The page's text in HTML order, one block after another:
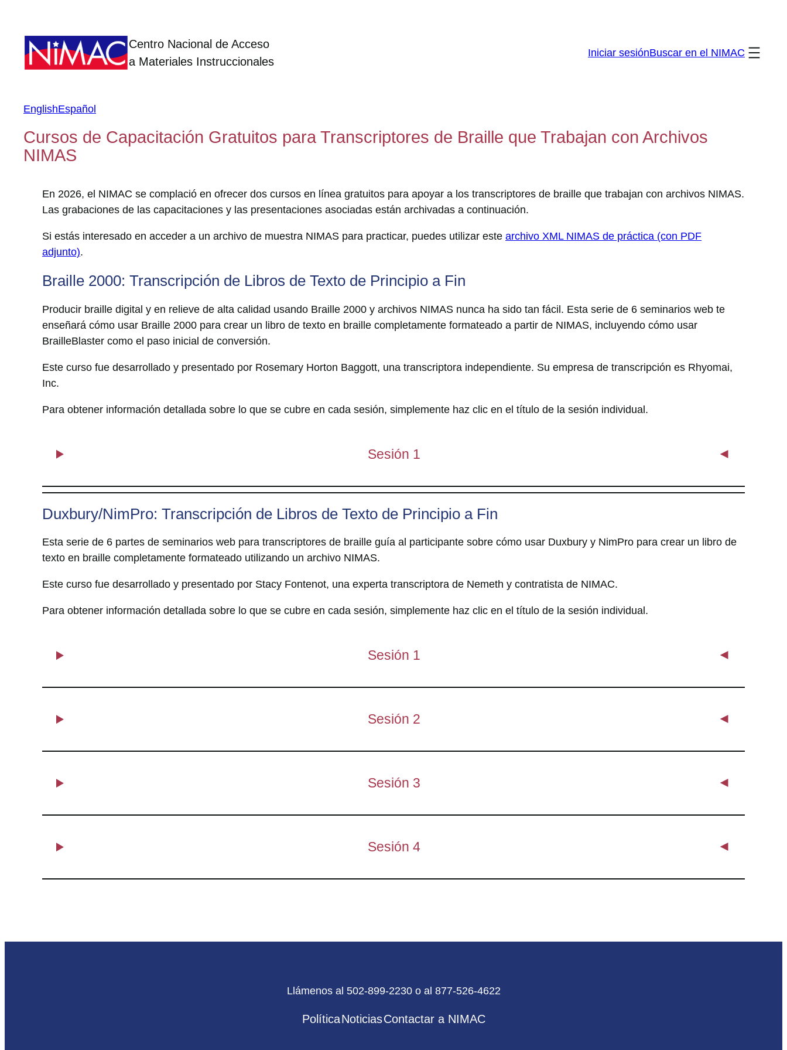
content
Centro Nacional de Acceso
a Materiales Instruccionales
Iniciar sesiónBuscar en el NIMAC
EnglishEspañol
Cursos de Capacitación Gratuitos para Transcriptores de Braille que Trabajan con Archivos
NIMAS
En 2026, el NIMAC se complació en ofrecer dos cursos en línea gratuitos para apoyar a los transcriptores de braille que trabajan con archivos NIMAS.
Las grabaciones de las capacitaciones y las presentaciones asociadas están archivadas a continuación.
Si estás interesado en acceder a un archivo de muestra NIMAS para practicar, puedes utilizar este archivo XML NIMAS de práctica (con PDF
adjunto).
Braille 2000: Transcripción de Libros de Texto de Principio a Fin
Producir braille digital y en relieve de alta calidad usando Braille 2000 y archivos NIMAS nunca ha sido tan fácil. Esta serie de 6 seminarios web te
enseñará cómo usar Braille 2000 para crear un libro de texto en braille completamente formateado a partir de NIMAS, incluyendo cómo usar
BrailleBlaster como el paso inicial de conversión.
Este curso fue desarrollado y presentado por Rosemary Horton Baggott, una transcriptora independiente. Su empresa de transcripción es Rhyomai,
Inc.
Para obtener información detallada sobre lo que se cubre en cada sesión, simplemente haz clic en el título de la sesión individual.
Sesión 1
Duxbury/NimPro: Transcripción de Libros de Texto de Principio a Fin
Esta serie de 6 partes de seminarios web para transcriptores de braille guía al participante sobre cómo usar Duxbury y NimPro para crear un libro de
texto en braille completamente formateado utilizando un archivo NIMAS.
Este curso fue desarrollado y presentado por Stacy Fontenot, una experta transcriptora de Nemeth y contratista de NIMAC.
Para obtener información detallada sobre lo que se cubre en cada sesión, simplemente haz clic en el título de la sesión individual.
Sesión 1
Sesión 2
Sesión 3
Sesión 4
Llámenos al 502-899-2230 o al 877-526-4622
PolíticaNoticiasContactar a NIMAC